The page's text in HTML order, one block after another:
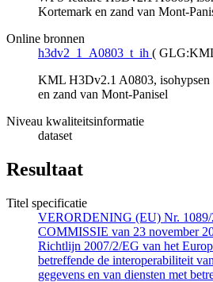
Kortemark en zand van Mont-
Online bronnen
h3dv2_1_A0803_t_ih (
KML H3Dv2.1 A0803, isohypsen
en zand van Mont-Panisel
Niveau kwaliteitsinformatie
dataset
Resultaat
Titel specificatie
VERORDENING (EU) Nr.
COMMISSIE van 23 november
Richtlijn 2007/2/EG van het
betreffende de interoperabiliteit
gegevens en van diensten met